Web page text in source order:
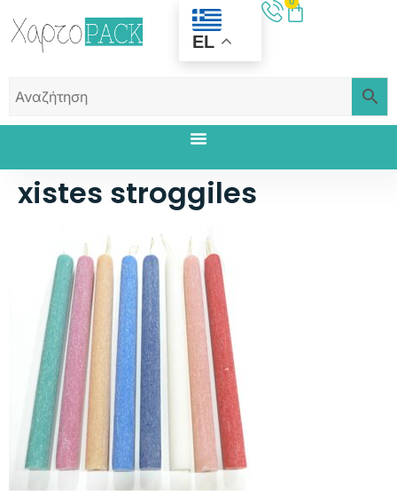
EL
xistes stroggiles